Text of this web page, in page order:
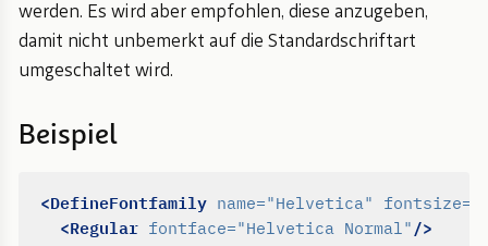
werden. Es wird aber empfohlen, diese anzugeben,
damit nicht unbemerkt auf die Standardschriftart
umgeschaltet wird.
Beispiel
<DefineFontfamily name="Helvetica" fontsize=
<Regular fontface="Helvetica Normal"/>